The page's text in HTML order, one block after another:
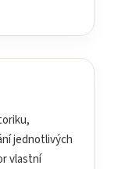
jednotlivých
vlastní